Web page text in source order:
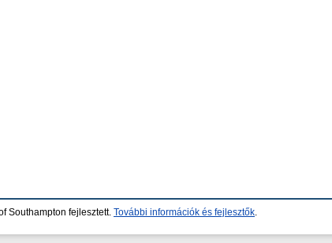
Southampton fejlesztett. További információk és fejlesztők